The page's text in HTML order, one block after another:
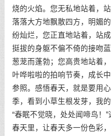
烧的火焰。您无私地站着，
落落大方地飘散四方，明媚
纷灿烂，您正直地站着，站
挺拔的身躯不偏不倚的接吻
葱茏而蓬勃；您高贵地站着
叶哗啦啦的拍响节奏，成长
参照。感悟春天，就是要用
季，看到小草生根发芽，我
“春眠不觉晓，处处闻啼鸟！
春天里，让春天多一份色彩